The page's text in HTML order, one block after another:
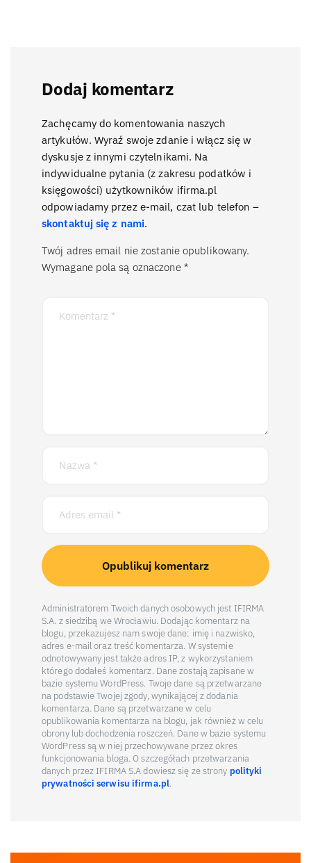
Dodaj komentarz
Zachęcamy do komentowania naszych
artykułów. Wyraź swoje zdanie i włącz się w
dyskusje z innymi czytelnikami. Na
indywidualne pytania (z zakresu podatków i
księgowości) użytkowników ifirma.pl
odpowiadamy przez e-mail, czat lub telefon –
skontaktuj się z nami.
Twój adres email nie zostanie opublikowany.
Wymagane pola są oznaczone *
Administratorem Twoich danych osobowych jest IFIRMA
S.A. z siedzibą we Wrocławiu. Dodając komentarz na
blogu, przekazujesz nam swoje dane: imię i nazwisko,
adres e-mail oraz treść komentarza. W systemie
odnotowywany jest także adres IP, z wykorzystaniem
którego dodałeś komentarz. Dane zostają zapisane w
bazie systemu WordPress. Twoje dane są przetwarzane
na podstawie Twojej zgody, wynikającej z dodania
komentarza. Dane są przetwarzane w celu
opublikowania komentarza na blogu, jak również w celu
obrony lub dochodzenia roszczeń. Dane w bazie systemu
WordPress są w niej przechowywane przez okres
funkcjonowania bloga. O szczegółach przetwarzania
danych przez IFIRMA S.A dowiesz się ze strony polityki
prywatności serwisu ifirma.pl.